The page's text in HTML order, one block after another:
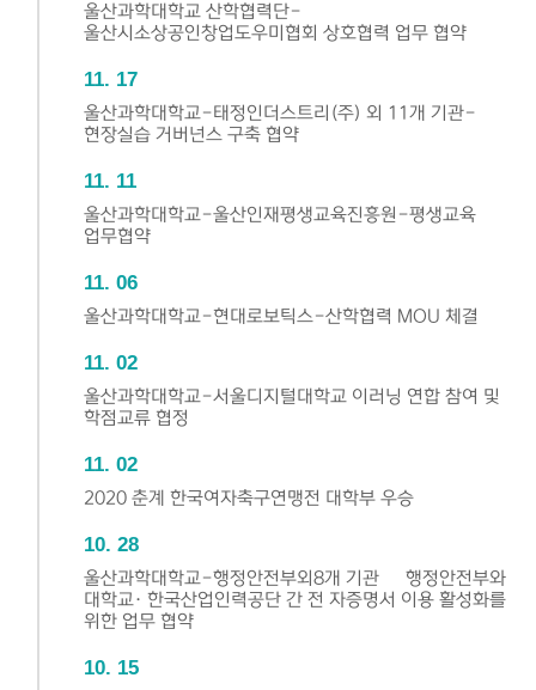
울산과학대학교 산학협력단-
울산시소상공인창업도우미협회 상호협력 업무 협약
11 17
울산과학대학교-태정인더스트리(주) 외 11개 기관-
현장실습 거버넌스 구축 협약
11 11
울산과학대학교-울산인재평생교육진흥원-평생교육
업무협약
11 06
울산과학대학교-현대로보틱스-산학협력 MOU 체결
11 02
울산과학대학교-서울디지털대학교 이러닝 연합 참여 및
학점교류 협정
11 02
2020 춘계 한국여자축구연맹전 대학부 우승
10 28
울산과학대학교-행정안전부외8개 기관 – 행정안전부와
대학교· 한국산업인력공단 간 전 자증명서 이용 활성화를
위한 업무 협약
10 15